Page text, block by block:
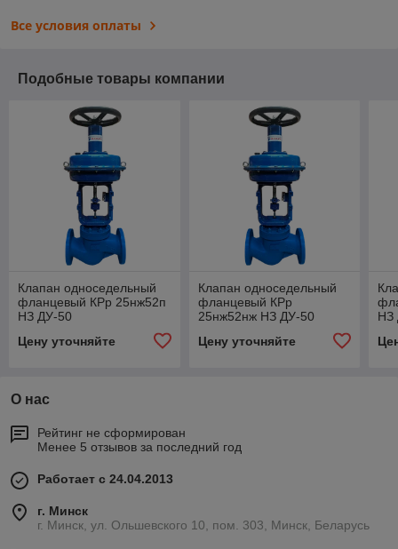
Все условия оплаты
Подобные товары компании
Клапан односедельный
фланцевый КРр 25нж52п
НЗ ДУ-50
Цену уточняйте
Клапан односедельный
фланцевый КРр
25нж52нж НЗ ДУ-50
Цену уточняйте
НЗ
О нас
Рейтинг не сформирован
Менее 5 отзывов за последний год
Работает с 24.04.2013
г. Минск
г. Минск, ул. Ольшевского 10, пом. 303, Минск, Беларусь